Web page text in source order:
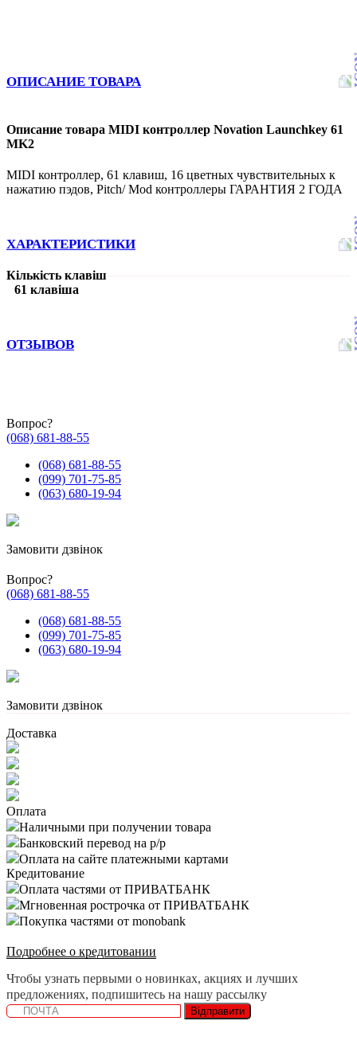
ОПИСАНИЕ ТОВАРА
Описание товара MIDI контроллер Novation Launchkey 61
MK2
MIDI контроллер, 61 клавиш, 16 цветных чувствительных к
нажатию пэдов, Pitch/ Mod контроллеры ГАРАНТИЯ 2 ГОДА
ХАРАКТЕРИСТИКИ
Кількість клавіш
61 клавіша
ОТЗЫВОВ
Вопрос?
(068) 681-88-55
(068) 681-88-55
(099) 701-75-85
(063) 680-19-94
Замовити дзвінок
Вопрос?
(068) 681-88-55
(068) 681-88-55
(099) 701-75-85
(063) 680-19-94
Замовити дзвінок
Доставка
Оплата
Наличными при получении товара
Банковский перевод на р/р
Оплата на сайте платежными картами
Кредитование
Оплата частями от ПРИВАТБАНК
Мгновенная рострочка от ПРИВАТБАНК
Покупка частями от monobank
Подробнее о кредитовании
Чтобы узнать первыми о новинках, акциях и лучших
предложениях, подпишитесь на нашу рассылку
Відправити